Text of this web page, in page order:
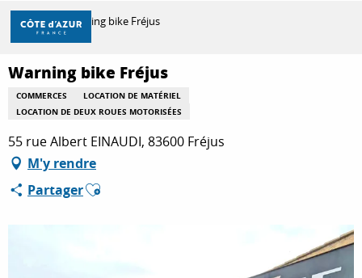
Aller
contenu
principal
DÉCOUVRIR
À FAIRE
SÉJOURNER
Accueil Warning bike Fréjus
Warning bike Fréjus
COMMERCES
LOCATION DE MATÉRIEL
LOCATION DE DEUX ROUES MOTORISÉES
55 rue Albert EINAUDI, 83600 Fréjus
M'y rendre
PartagerAjouter aux favoris